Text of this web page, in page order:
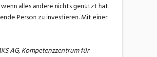
alles andere nichts genützt hat.
Person zu investieren. Mit einer
AG, Kompetenzzentrum für